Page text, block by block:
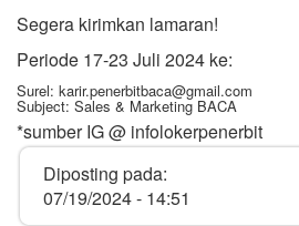
Segera kirimkan lamaran!
Periode 17-23 Juli 2024 ke:
Surel: karir.penerbitbaca@gmail.com
Subject: Sales & Marketing BACA
*sumber IG @ infolokerpenerbit
Diposting pada:
07/19/2024 - 14:51